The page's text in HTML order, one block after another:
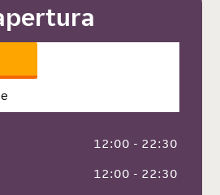
12:00 - 22:30
12:00 - 22:30